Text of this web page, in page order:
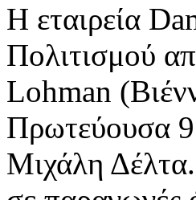
Η εταιρεία
Πολιτισμού
Lohman
Πρωτεύουσα
Μιχάλη